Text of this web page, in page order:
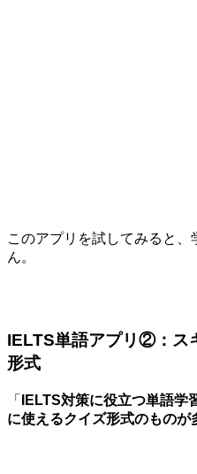
このアプリを試してみると
ん。
IELTS単語アプリ②：ス
形式
「
IELTS対策に役立つ単語
に使えるクイズ形式のものが